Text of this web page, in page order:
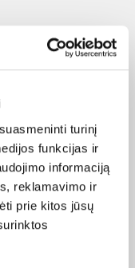
turinį
funkcijas ir
informaciją
reklamavimo ir
prie kitos jūsų
prekes
buti trumpesnis.